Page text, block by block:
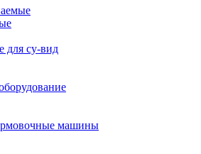
для су-вид
машины